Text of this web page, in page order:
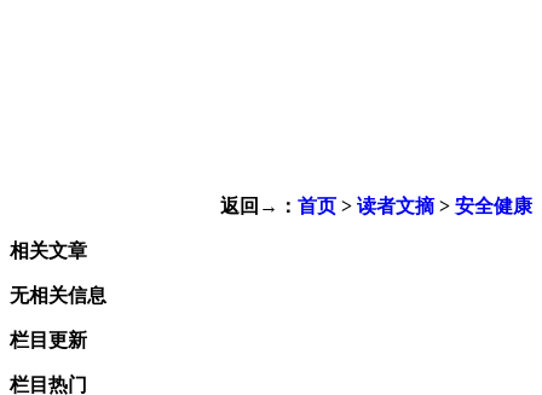
返回→： 首页 > 读者文摘> 安全健康
相关文章
无相关信息
栏目更新
栏目热门